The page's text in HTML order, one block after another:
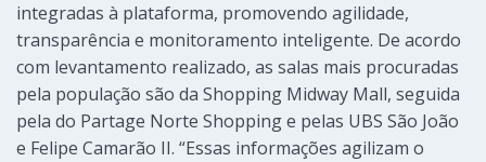
integradas à plataforma, promovendo agilidade,
transparência e monitoramento inteligente. De acordo
com levantamento realizado, as salas mais procuradas
pela população são da Shopping Midway Mall, seguida
pela do Partage Norte Shopping e pelas UBS São João
e Felipe Camarão II. “Essas informações agilizam o